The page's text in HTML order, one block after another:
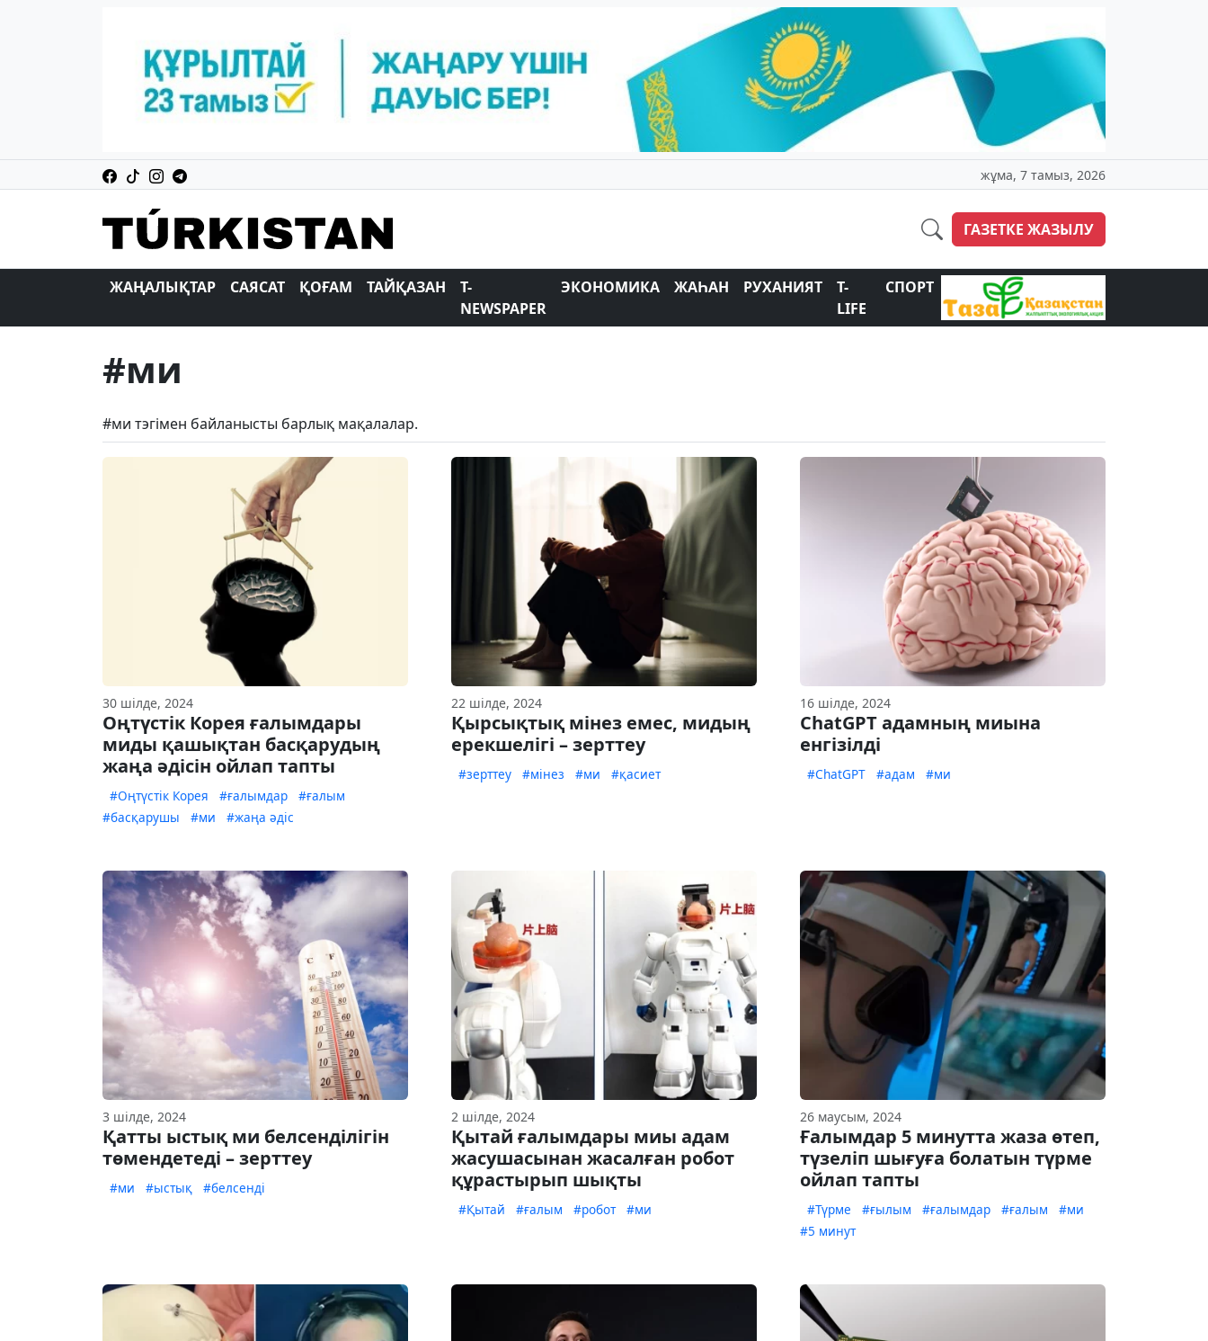
жұма, 7 тамыз, 2026
ГАЗЕТКЕ ЖАЗЫЛУ
ЖАҢАЛЫҚТАР САЯСАТ ҚОҒАМ ТАЙҚАЗАН
T-
NEWSPAPER
ЭКОНОМИКА ЖАҺАН РУХАНИЯТ
T-
LIFE
СПОРТ
#ми
#ми тэгімен байланысты барлық мақалалар.
30 шілде, 2024
Оңтүстік Корея ғалымдары
миды қашықтан басқарудың
жаңа әдісін ойлап тапты
#Оңтүстік Корея #ғалымдар
#ғалым
#басқарушы
#ми #жаңа әдіс
22 шілде, 2024
Қырсықтық мінез емес, мидың
ерекшелігі – зерттеу
#зерттеу #мінез #ми #қасиет
16 шілде, 2024
ChatGPT адамның миына
енгізілді
#ChatGPT #адам #ми
3 шілде, 2024
Қатты ыстық ми белсенділігін
төмендетеді – зерттеу
#ми #ыстық #белсенді
2 шілде, 2024
Қытай ғалымдары миы адам
жасушасынан жасалған робот
құрастырып шықты
#Қытай #ғалым #робот #ми
26 маусым, 2024
Ғалымдар 5 минутта жаза өтеп,
түзеліп шығуға болатын түрме
ойлап тапты
#Түрме #ғылым #ғалымдар #ғалым
#ми
#5 минут